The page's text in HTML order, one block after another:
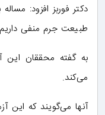
دکتر فوربز افزود:
طبیعت جرم منفی
به گفته محققان
می‌کند.
آنها می‌گویند که این